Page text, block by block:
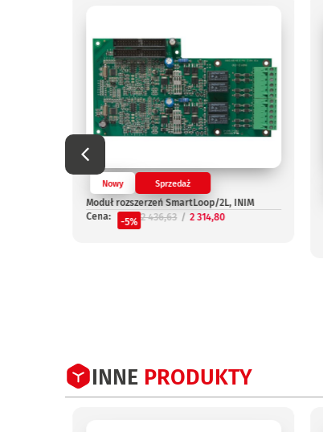
Nowy Sprzedaż
Moduł rozszerzeń SmartLoop/2L, INIM
Cena:
-5% 2 436,63 2 314,80
INNE PRODUKTY